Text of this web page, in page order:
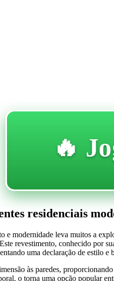
🔥
residenciais
modernidade leva muitos a
revestimento, conhecido por
uma declaração de estilo e
às paredes,
o torna uma opção popular